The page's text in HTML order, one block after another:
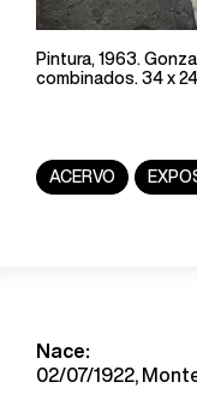
Pintura, 1963.
combinados. 34 x 24
ACERVO
Nace:
02/07/1922,